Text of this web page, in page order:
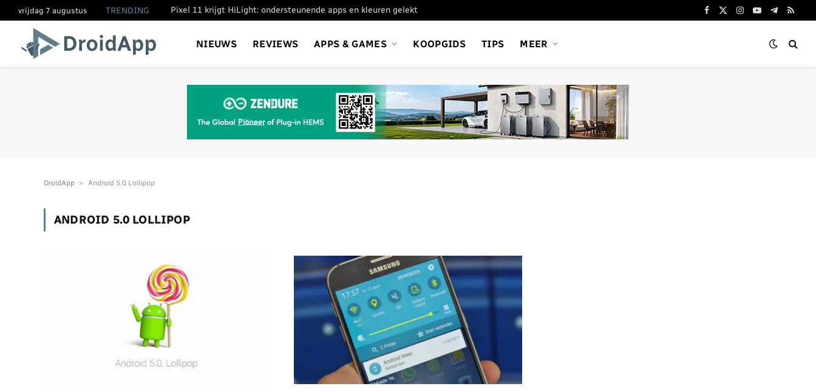
vrijdag 7 augustus TRENDING Pixel 11 krijgt HiLight: ondersteunende apps en kleuren gelekt
Facebook
X
Instagram
YouTube
Telegram
RSS
NIEUWS REVIEWS APPS & GAMES KOOPGIDS TIPS MEER
DroidApp » Android 5.0 Lollipop
ANDROID 5.0 LOLLIPOP